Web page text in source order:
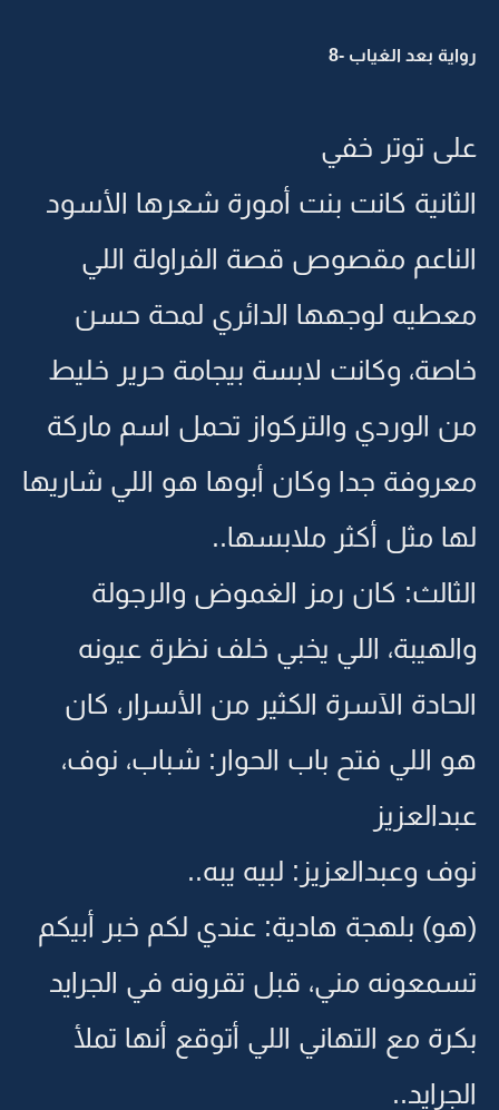
رواية بعد الغياب -8
على توتر خفي
الثانية كانت بنت أمورة شعرها الأسود
الناعم مقصوص قصة الفراولة اللي
معطيه لوجهها الدائري لمحة حسن
خاصة، وكانت لابسة بيجامة حرير خليط
من الوردي والتركواز تحمل اسم ماركة
معروفة جدا وكان أبوها هو اللي شاريها
لها مثل أكثر ملابسها..
الثالث: كان رمز الغموض والرجولة
والهيبة، اللي يخبي خلف نظرة عيونه
الحادة الآسرة الكثير من الأسرار، كان
هو اللي فتح باب الحوار: شباب، نوف،
عبدالعزيز
نوف وعبدالعزيز: لبيه يبه..
(هو) بلهجة هادية: عندي لكم خبر أبيكم
تسمعونه مني، قبل تقرونه في الجرايد
بكرة مع التهاني اللي أتوقع أنها تملأ
الجرايد..